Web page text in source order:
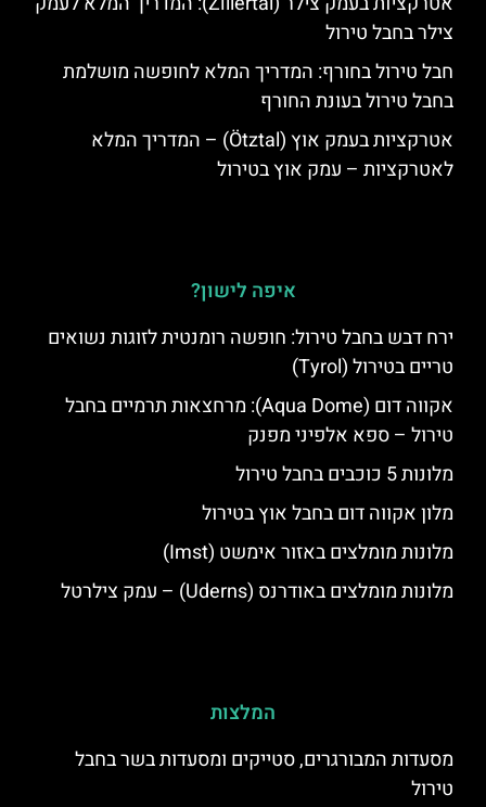
צילר בחבל טירול
חבל טירול בחורף: המדריך המלא לחופשה מושלמת
בחבל טירול בעונת החורף
אטרקציות בעמק אוץ (Ötztal) – המדריך המלא
לאטרקציות – עמק אוץ בטירול
איפה לישון?
ירח דבש בחבל טירול: חופשה רומנטית לזוגות נשואים
טריים בטירול (Tyrol)
אקווה דום (Aqua Dome): מרחצאות תרמיים בחבל
טירול – ספא אלפיני מפנק
מלונות 5 כוכבים בחבל טירול
מלון אקווה דום בחבל אוץ בטירול
מלונות מומלצים באזור אימשט (Imst)
מלונות מומלצים באודרנס (Uderns) – עמק צילרטל
המלצות
מסעדות המבורגרים, סטייקים ומסעדות בשר בחבל
טירול